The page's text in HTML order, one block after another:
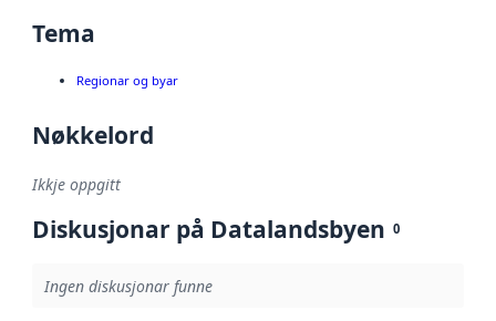
Tema
Regionar og byar
Nøkkelord
Ikkje oppgitt
Diskusjonar på Datalandsbyen 0
Ingen diskusjonar funne